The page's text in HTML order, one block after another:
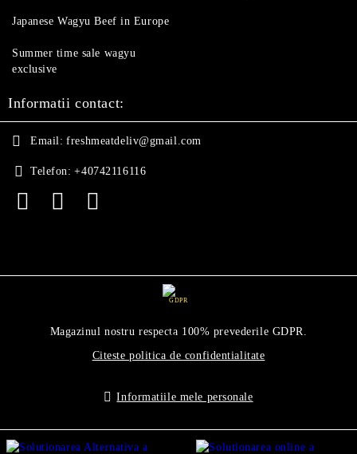
Japanese Wagyu Beef in Europe
Summer time sale wagyu
exclusive
Informatii contact:
Email: freshmeatdeliv@gmail.com
Telefon: +40742116116
GDPR
Magazinul nostru respecta 100% prevederile GDPR.
Citeste politica de confidentialitate
Informatiile mele personale